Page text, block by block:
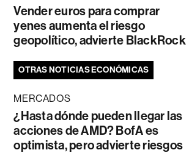
Vender euros para comprar
yenes aumenta el riesgo
geopolítico, advierte BlackRock
OTRAS NOTICIAS ECONÓMICAS
MERCADOS
¿Hasta dónde pueden llegar las
acciones de AMD? BofA es
optimista, pero advierte riesgos